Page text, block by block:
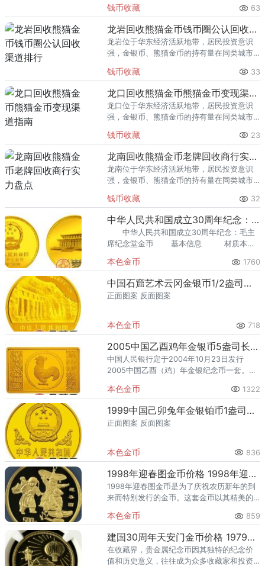
熊猫金币的需求就明显升温，但鱼龙混杂的
回收渠道里，能精准识别版别溢
钱币收藏 63
龙岩回收熊猫金币钱币圈公认回收渠道排行
龙岩位于华东经济活跃地带，居民投资意识
强，金银币、熊猫金币的持有量在同类城市
熊猫金币的需求就明显升温，但鱼龙混杂的
回收渠道里，能精准识别版别溢
钱币收藏 33
龙口回收熊猫金币熊猫金币变现渠道指南
龙口位于华东经济活跃地带，居民投资意识
强，金银币、熊猫金币的持有量在同类城市
熊猫金币的需求就明显升温，但鱼龙混杂的
回收渠道里，能精准识别版别溢
钱币收藏 23
龙南回收熊猫金币老牌回收商行实力盘点
龙南位于华东经济活跃地带，居民投资意识
强，金银币、熊猫金币的持有量在同类城市
熊猫金币的需求就明显升温，但鱼龙混杂的
回收渠道里，能精准识别版别溢
钱币收藏 32
中华人民共和国成立30周年纪念：毛主席纪念堂金币
中华人民共和国成立30周年纪念：毛主
席纪念堂金币 基本信息 材质本金
本色金币 1760
中国石窟艺术云冈金银币1/2盎司石窟坐佛头部金币
正面图案 反面图案
本色金币 718
2005中国乙酉鸡年金银币5盎司长方形金币
中国人民银行定于2004年10月23日发行
2005中国乙酉（鸡）年金银纪念币一套。该
均为中华人民共和国法定货币。
本色金币 1322
1999中国己卯兔年金银铂币1盎司金币
正面图案 反面图案
本色金币 836
1998年迎春图金币价格 1998年迎春图金币值多少钱
1998年迎春图金币是为了庆祝农历新年的到
来而特别发行的金币。这套金币以其精美的
泛赞誉。根据公开发布的信息，1998年迎春
图金币包括多种规格，
本色金币 859
建国30周年天安门金币价格 1979年建国30周年天安门金币值多少钱
在收藏界，贵金属纪念币因其独特的纪念价
值和历史意义，往往成为众多收藏家和投资